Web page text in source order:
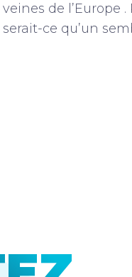
veines de l’Europe
serait-ce qu’un